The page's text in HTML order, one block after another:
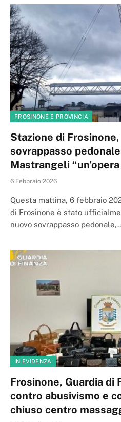
FROSINONE E PROVINCIA
Stazione di
sovrappasso
Mastrangeli
6 Febbraio 2026
Questa mattina, 6 febbraio
di Frosinone è stato
nuovo sovrappasso
IN EVIDENZA
Frosinone, Guardia di
contro abusivismo e
chiuso centro